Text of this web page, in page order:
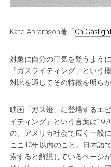
Kate Abramson著「On
対象に自分の正気を疑うよう
「ガスライティング」という
対比を通してその特徴を明ら
映画「ガス燈」に登場するエ
イティング」という言葉は
の、アメリカ社会で広く一般
ここ10年以内のこと。日本語
索すると解説しているページ